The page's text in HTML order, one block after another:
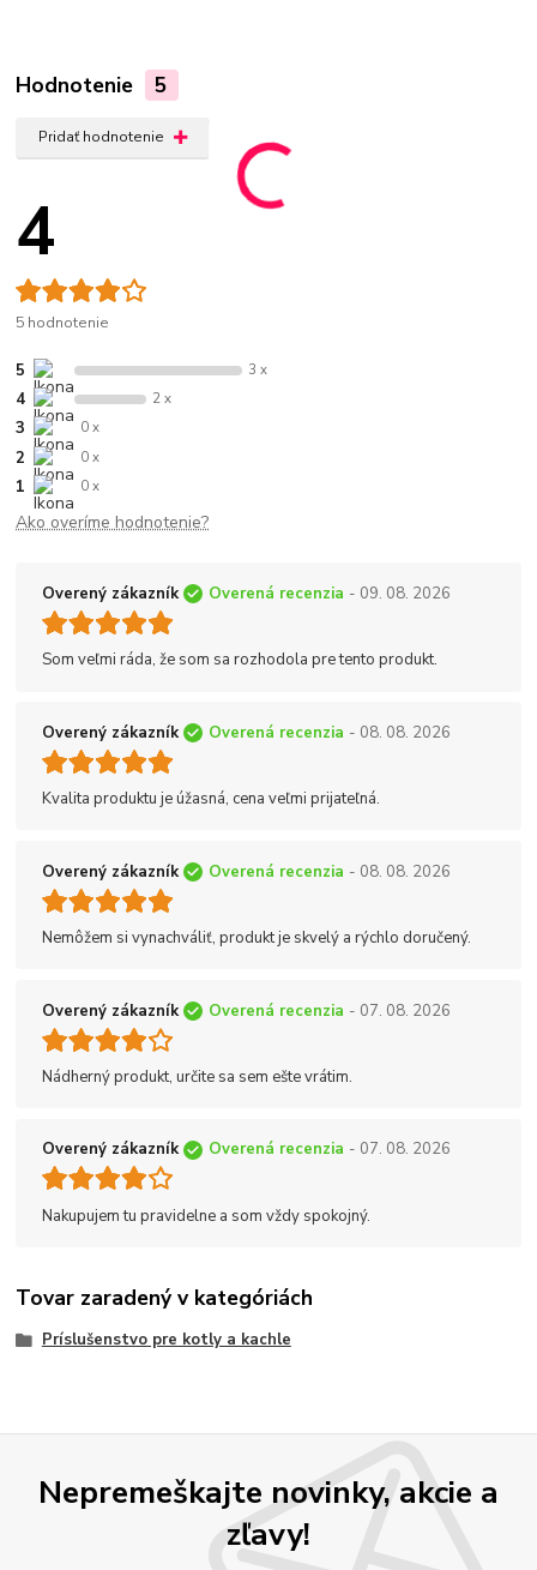
Hodnotenie 5
Pridať hodnotenie
4
5 hodnotenie
5 3 x
4 2 x
3 0 x
2 0 x
1 0 x
Ako overíme hodnotenie?
Overený zákazník Overená recenzia - 09. 08. 2026
Som veľmi ráda, že som sa rozhodola pre tento produkt.
Overený zákazník Overená recenzia - 08. 08. 2026
Kvalita produktu je úžasná, cena veľmi prijateľná.
Overený zákazník Overená recenzia - 08. 08. 2026
Nemôžem si vynachváliť, produkt je skvelý a rýchlo doručený.
Overený zákazník Overená recenzia - 07. 08. 2026
Nádherný produkt, určite sa sem ešte vrátim.
Overený zákazník Overená recenzia - 07. 08. 2026
Nakupujem tu pravidelne a som vždy spokojný.
Tovar zaradený v kategóriách
Príslušenstvo pre kotly a kachle
Nepremeškajte novinky, akcie a
zľavy!